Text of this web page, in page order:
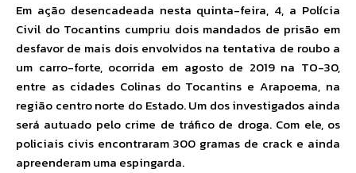
Em ação desencadeada nesta quinta-feira, 4, a Polícia
Civil do Tocantins cumpriu dois mandados de prisão em
desfavor de mais dois envolvidos na tentativa de roubo a
um carro-forte, ocorrida em agosto de 2019 na TO-30,
entre as cidades Colinas do Tocantins e Arapoema, na
região centro norte do Estado. Um dos investigados ainda
será autuado pelo crime de tráfico de droga. Com ele, os
policiais civis encontraram 300 gramas de crack e ainda
apreenderam uma espingarda.